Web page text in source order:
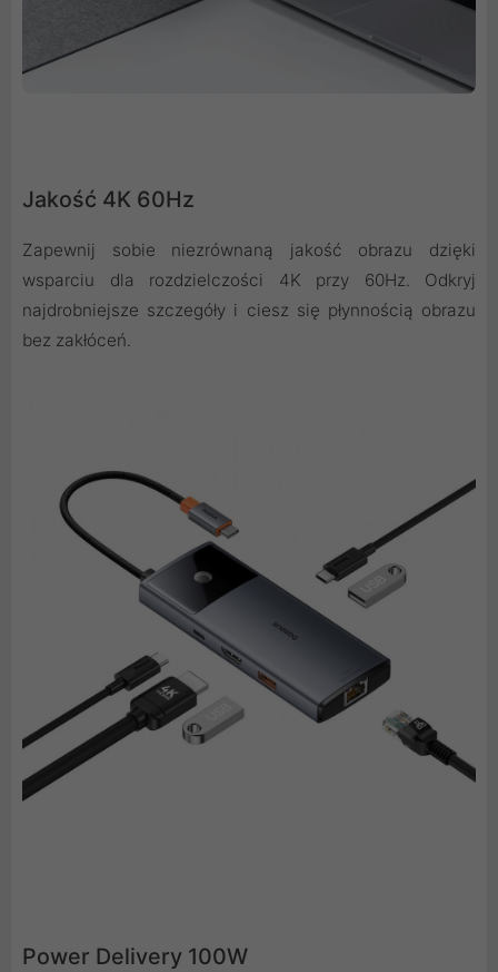
Jakość 4K 60Hz
Zapewnij sobie niezrównaną jakość obrazu dzięki
wsparciu dla rozdzielczości 4K przy 60Hz. Odkryj
najdrobniejsze szczegóły i ciesz się płynnością obrazu
bez zakłóceń.
Power Delivery 100W